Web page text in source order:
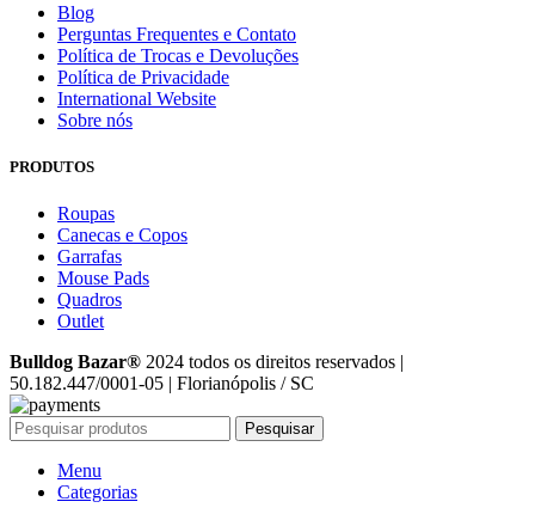
Blog
Perguntas Frequentes e Contato
Política de Trocas e Devoluções
Política de Privacidade
International Website
Sobre nós
PRODUTOS
Roupas
Canecas e Copos
Garrafas
Mouse Pads
Quadros
Outlet
Bulldog Bazar® 2024 todos os direitos reservados |
50.182.447/0001-05 | Florianópolis / SC
Pesquisar
Menu
Categorias